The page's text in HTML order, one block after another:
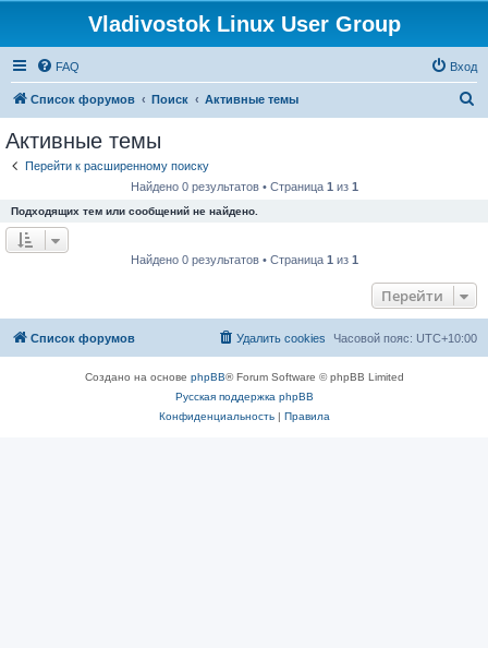
Vladivostok Linux User Group
FAQ Вход
Список форумов Поиск Активные темы
Активные темы
Перейти к расширенному поиску
Найдено 0 результатов • Страница 1 из 1
Подходящих тем или сообщений не найдено.
Найдено 0 результатов • Страница 1 из 1
Перейти
Список форумов Часовой пояс: UTC+10:00
Удалить cookies
Создано на основе phpBB® Forum Software © phpBB Limited
Русская поддержка phpBB
Конфиденциальность| Правила